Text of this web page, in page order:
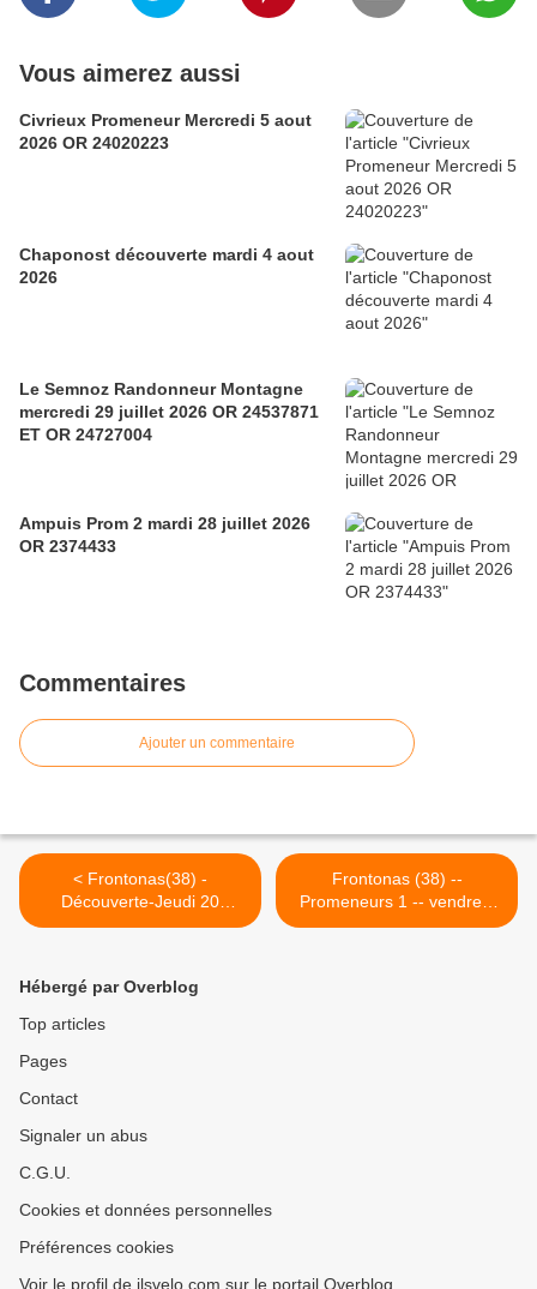
Vous aimerez aussi
Civrieux Promeneur Mercredi 5 aout
2026 OR 24020223
Chaponost découverte mardi 4 aout
2026
Le Semnoz Randonneur Montagne
mercredi 29 juillet 2026 OR 24537871
ET OR 24727004
Ampuis Prom 2 mardi 28 juillet 2026
OR 2374433
Commentaires
Ajouter un commentaire
< Frontonas(38) -
Découverte-Jeudi 20
octobre 2016
Frontonas (38) --
Promeneurs 1 -- vendredi
28 octobre 2016 >
Hébergé par Overblog
Top articles
Pages
Contact
Signaler un abus
C.G.U.
Cookies et données personnelles
Préférences cookies
Voir le profil de jlsvelo.com sur le portail Overblog